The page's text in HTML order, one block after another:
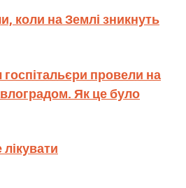
коли на Землі зникнуть
провели на
Як це було